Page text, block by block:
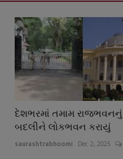
દેશભરમાં તમામ રાજભવનનું
બદલીને લોકભવન કરાયું
saurashtrabhoomi Dec 2, 2025